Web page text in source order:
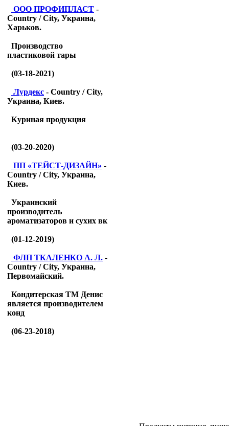
ООО ПРОФИПЛАСТ -
Country / City, Украина,
Харьков.
Производство
пластиковой тары
(03-18-2021)
Лурдекс - Country / City,
Украина, Киев.
Куриная продукция
(03-20-2020)
ПП «ТЕЙСТ-ДИЗАЙН» -
Country / City, Украина,
Киев.
Украинский
производитель
ароматизаторов и сухих вк
(01-12-2019)
ФЛП ТКАЛЕНКО А. Л. -
Country / City, Украина,
Первомайский.
Кондитерская ТМ Денис
является производителем
конд
(06-23-2018)